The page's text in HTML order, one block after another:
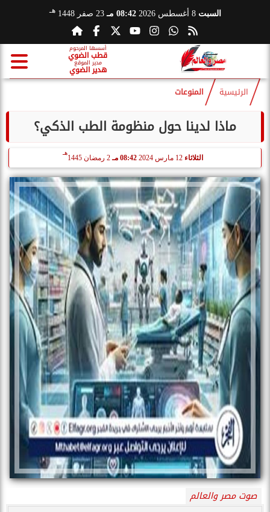
السبت 8 أغسطس 2026 08:42 مـ 23 صفر 1448 هـ
أسسها المرحوم
قطب الضوي
مدير الموقع
هدير الضوي
الرئيسية المنوعات
ماذا لدينا حول منظومة الطب الذكي؟
الثلاثاء 12 مارس 2024 08:42 مـ 2 رمضان 1445
هـ
صوت مصر والعالم